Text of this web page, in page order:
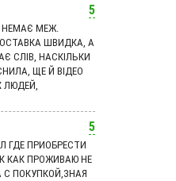
5
НЕМАЄ МЕЖ.
ШВИДКА, А
СЛІВ, НАСКІЛЬКИ
ЩЕ Й ВІДЕО
ЛЮДЕЙ,
5
ГДЕ ПРИОБРЕСТИ
КАК ПРОЖИВАЮ НЕ
С ПОКУПКОЙ,ЗНАЯ